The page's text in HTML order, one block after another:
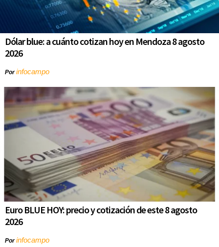
Dólar blue: a cuánto cotizan hoy en Mendoza 8 agosto
2026
Porinfocampo
Euro BLUE HOY: precio y cotización de este 8 agosto
2026
Porinfocampo